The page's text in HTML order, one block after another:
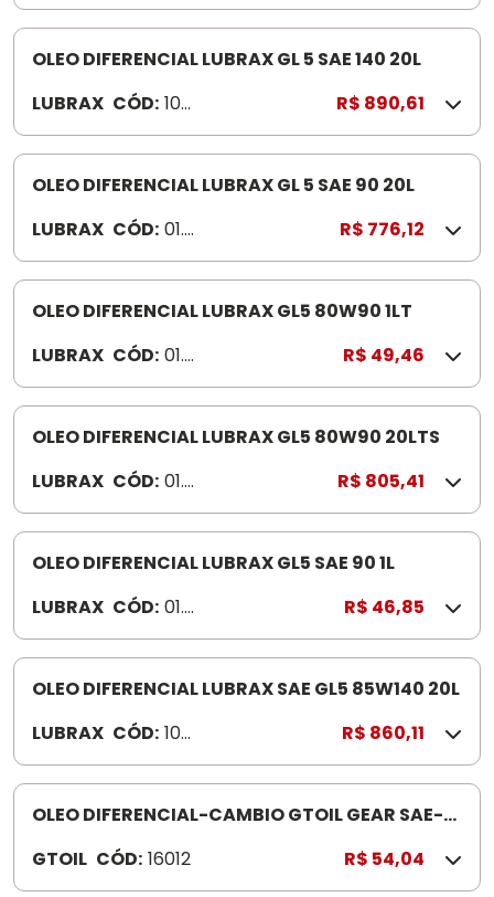
OLEO DIFERENCIAL LUBRAX GL 5 SAE 140 20L
LUBRAX CÓD: 100
034
2
R$ 890,61
OLEO DIFERENCIAL LUBRAX GL 5 SAE 90 20L
LUBRAX CÓD: 01.0
01.9
92
R$ 776,12
OLEO DIFERENCIAL LUBRAX GL5 80W90 1LT
LUBRAX CÓD: 01.0
26.9
24
R$ 49,46
OLEO DIFERENCIAL LUBRAX GL5 80W90 20LTS
LUBRAX CÓD: 01.0
01.9
52
R$ 805,41
OLEO DIFERENCIAL LUBRAX GL5 SAE 90 1L
LUBRAX CÓD: 01.0
26.9
26
R$ 46,85
OLEO DIFERENCIAL LUBRAX SAE GL5 85W140 20L
LUBRAX CÓD: 1001
968
R$ 860,11
OLEO DIFERENCIAL-CAMBIO GTOIL GEAR SAE-
GTOIL CÓD: 16012 R$ 54,04